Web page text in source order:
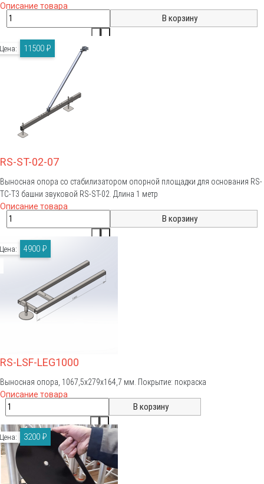
Описание товара
RS-ST-02-07
Выносная опора со стабилизатором опорной площадки для основания RS-
TC-T3 башни звуковой RS-ST-02. Длина 1 метр
Описание товара
Цена: 11500 ₽
RS-LSF-LEG1000
Выносная опора, 1067,5х279х164,7 мм. Покрытие: покраска
Описание товара
Цена: 4900 ₽
Цена: 3200 ₽